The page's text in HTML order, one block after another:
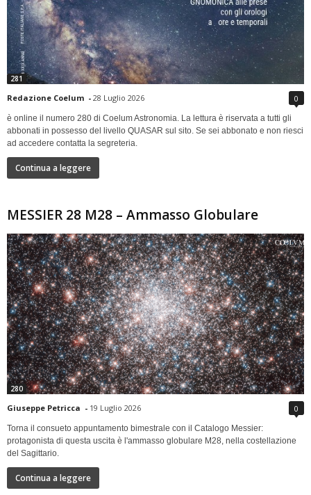
281
Redazione Coelum - 28 Luglio 2026 0
è online il numero 280 di Coelum Astronomia. La lettura è riservata a tutti gli
abbonati in possesso del livello QUASAR sul sito. Se sei abbonato e non riesci
ad accedere contatta la segreteria.
Continua a leggere
MESSIER 28 M28 – Ammasso Globulare
280
Giuseppe Petricca - 19 Luglio 2026 0
Torna il consueto appuntamento bimestrale con il Catalogo Messier:
protagonista di questa uscita è l'ammasso globulare M28, nella costellazione
del Sagittario.
Continua a leggere